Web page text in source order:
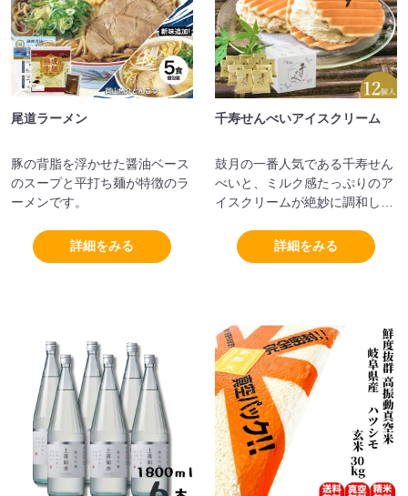
尾道ラーメン
豚の背脂を浮かせた醤油ベース
のスープと平打ち麺が特徴のラ
ーメンです。
詳細をみる
千寿せんべいアイスクリーム
鼓月の一番人気である千寿せん
べいと、ミルク感たっぷりのア
イスクリームが絶妙に調和した
した。口どけの良さとバニラの
香りはそのままに、豊かなミル
詳細をみる